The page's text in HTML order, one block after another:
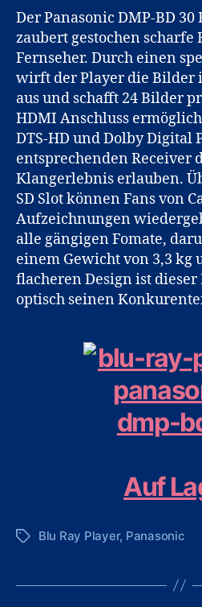
Der Panasonic DMP-BD 30
zaubert gestochen scharfe
Fernseher. Durch einen
wirft der Player die Bilder
aus und schafft 24 Bilder
HDMI Anschluss
DTS-HD und Dolby Digital
entsprechenden Receiver
Klangerlebnis erlauben.
SD Slot können Fans von
Aufzeichnungen
alle gängigen Fomate,
einem Gewicht von 3,3 kg
flacheren Design ist dieser
optisch seinen
Auf
Schlagwörter
Blu Ray Player, Panasonic